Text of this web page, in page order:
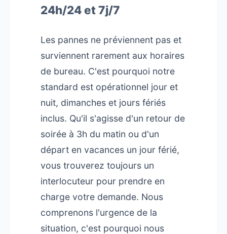
24h/24 et 7j/7
Les pannes ne préviennent pas et
surviennent rarement aux horaires
de bureau. C'est pourquoi notre
standard est opérationnel jour et
nuit, dimanches et jours fériés
inclus. Qu'il s'agisse d'un retour de
soirée à 3h du matin ou d'un
départ en vacances un jour férié,
vous trouverez toujours un
interlocuteur pour prendre en
charge votre demande. Nous
comprenons l'urgence de la
situation, c'est pourquoi nous